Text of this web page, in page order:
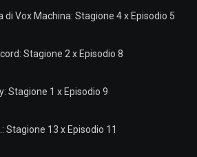
di Vox Machina: Stagione 4 x Episodio 5
Stagione 2 x Episodio 8
Stagione 1 x Episodio 9
Stagione 13 x Episodio 11